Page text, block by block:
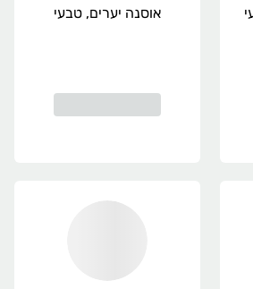
אוסנה יערים, טבעי